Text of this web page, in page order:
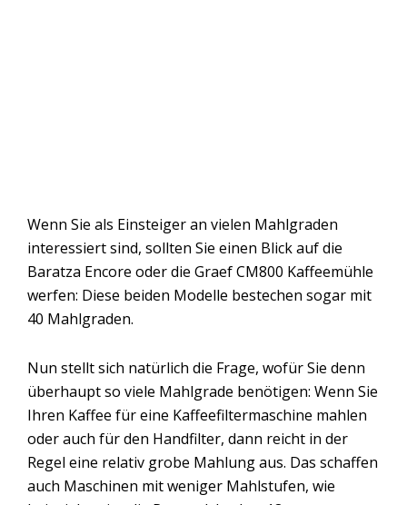
Wenn Sie als Einsteiger an vielen Mahlgraden
interessiert sind, sollten Sie einen Blick auf die
Baratza Encore oder die Graef CM800 Kaffeemühle
werfen: Diese beiden Modelle bestechen sogar mit
40 Mahlgraden.
Nun stellt sich natürlich die Frage, wofür Sie denn
überhaupt so viele Mahlgrade benötigen: Wenn Sie
Ihren Kaffee für eine Kaffeefiltermaschine mahlen
oder auch für den Handfilter, dann reicht in der
Regel eine relativ grobe Mahlung aus. Das schaffen
auch Maschinen mit weniger Mahlstufen, wie